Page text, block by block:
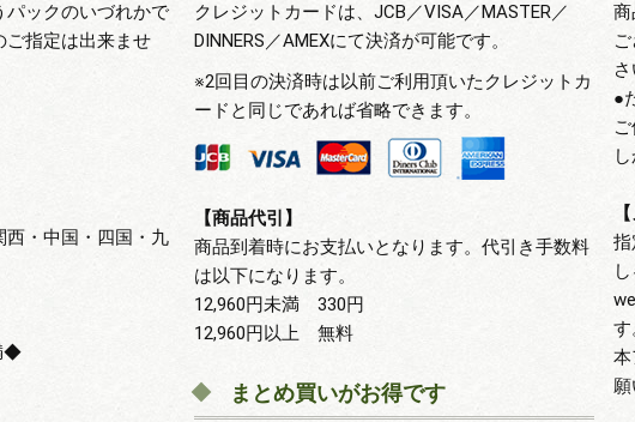
パックのいづれかで
ご指定は出来ませ
西・中国・四国・九
円未満◆
クレジットカードは、JCB／VISA／MASTER／
DINNERS／AMEXにて決済が可能です。
※2回目の決済時は以前ご利用頂いたクレジットカ
ードと同じであれば省略できます。
【商品代引】
商品到着時にお支払いとなります。代引き手数料
は以下になります。
12,960円未満 330円
12,960円以上 無料
まとめ買いがお得です
さ
●
す
願